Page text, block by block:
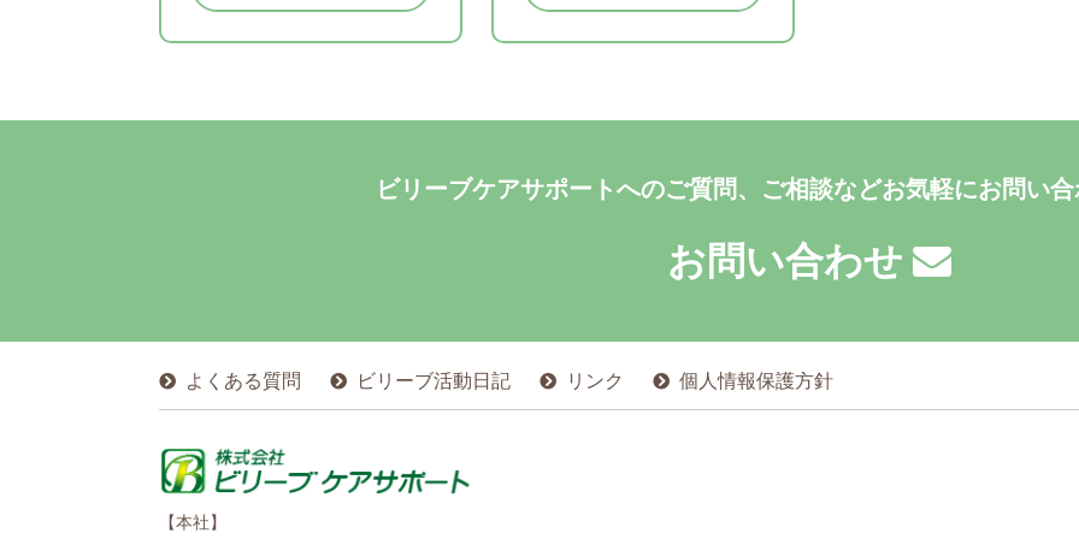
ビリーブケアサポートへのご質問、ご相談などお気軽にお問い合
お問い合わせ
よくある質問 ビリーブ活動日記 リンク 個人情報保護方針
【本社】